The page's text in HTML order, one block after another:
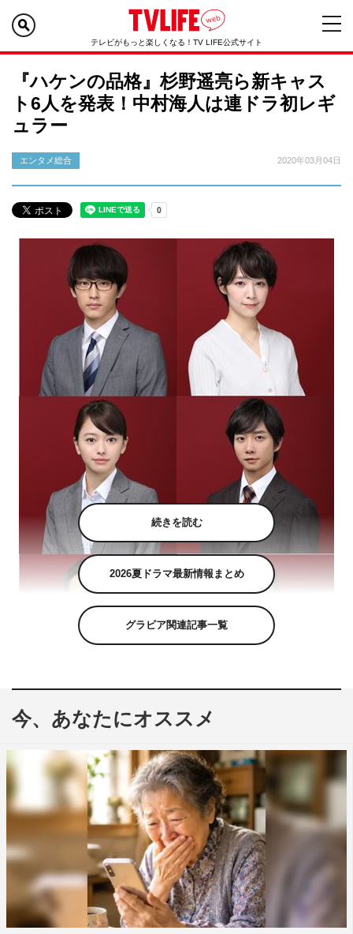
テレビがもっと楽しくなる！TV LIFE公式サイト
『ハケンの品格』杉野遥亮ら新キャス
ト6人を発表！中村海人は連ドラ初レギ
ュラー
エンタメ総合 2020年03月04日
©NTV
（日本テレビ系）の新キャスト6人が発表された。
主演の篠原と小泉孝太郎に続いて発表されたのは、杉野遥
亮、吉谷彩子、山本舞香、塚地武雅、中村海人、伊東四朗
の6人。
杉野遥亮演じる井手裕太郎は、親戚のツテでS&Fにコネ入
社した新入社員。「ビズリーチ」のCMでも話題の吉谷
は、過去のつらい体験がトラウマで契約更新のたびにおび
続きを読む
2026夏ドラマ最新情報まとめ
グラビア関連記事一覧
今、あなたにオススメ